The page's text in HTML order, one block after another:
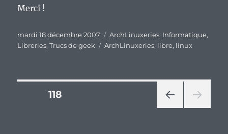
Merci !
Publié
le
mardi 18 décembre 2007 Catégories
ArchLinuxeries, Informatique,
Libreries,Trucs de geek Étiquettes
ArchLinuxeries, libre, linux
Pagination
PAGE118